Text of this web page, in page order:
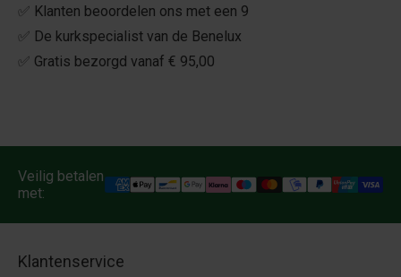
✅ Klanten beoordelen ons met een 9
✅ De kurkspecialist van de Benelux
✅ Gratis bezorgd vanaf € 95,00
Veilig betalen
met:
Klantenservice